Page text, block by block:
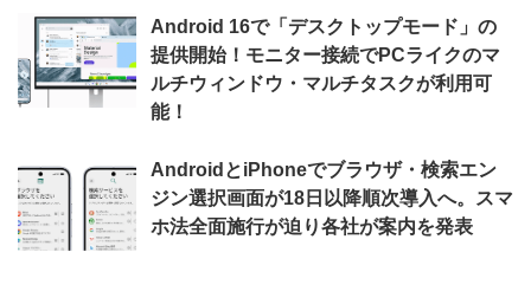
Android 16で「デスクトップモード」の
提供開始！モニター接続でPCライクのマ
ルチウィンドウ・マルチタスクが利用可
能！
AndroidとiPhoneでブラウザ・検索エン
ジン選択画面が18日以降順次導入へ。スマ
ホ法全面施行が迫り各社が案内を発表